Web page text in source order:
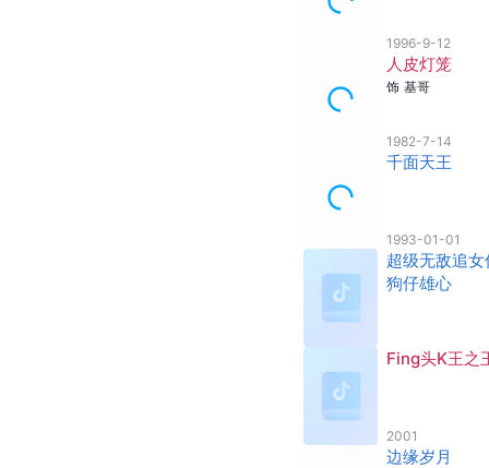
1996-9-12
人皮灯笼
饰 基哥
1982-7-14
千面天王
1993-01-01
超级无敌追
狗仔雄心
Fing头K王之
2001
边缘岁月